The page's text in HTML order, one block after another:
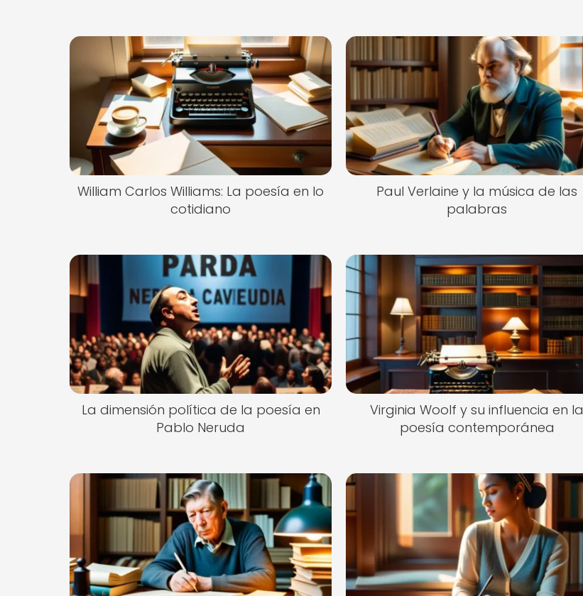
William Carlos Williams: La poesía en lo
cotidiano
Paul Verlaine y la música de las
palabras
La dimensión política de la poesía en
Pablo Neruda
Virginia Woolf y su influencia en la
poesía contemporánea